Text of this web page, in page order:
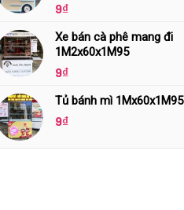
9₫
Xe bán cà phê mang đi
1M2x60x1M95
9₫
Tủ bánh mì 1Mx60x1M95
9₫